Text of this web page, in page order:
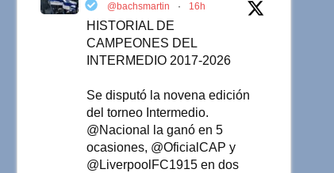
@bachsmartin · 16h
HISTORIAL DE
CAMPEONES DEL
INTERMEDIO 2017-2026
Se disputó la novena edición
del torneo Intermedio.
@Nacional la ganó en 5
ocasiones, @OficialCAP y
@LiverpoolFC1915 en dos